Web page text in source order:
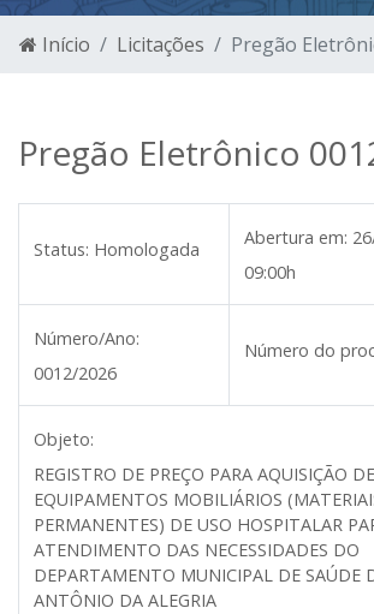
Início Licitações Pregão
Pregão Eletrônico
Status: Homologada
Abertura em:
09:00h
Número/Ano:
0012/2026
Número do
Objeto:
REGISTRO DE PREÇO PARA AQUISIÇÃO DE
EQUIPAMENTOS MOBILIÁRIOS
PERMANENTES) DE USO HOSPITALAR
ATENDIMENTO DAS NECESSIDADES DO
DEPARTAMENTO MUNICIPAL DE SAÚDE
ANTÔNIO DA ALEGRIA